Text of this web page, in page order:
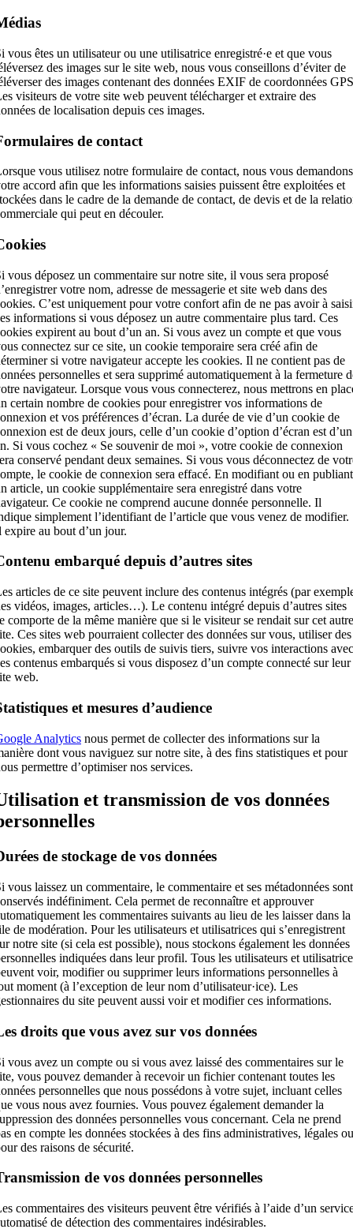
vous êtes un utilisateur ou une utilisatrice enregistré·e et que vous
des images sur le site web, nous vous conseillons d’éviter de
des images contenant des données EXIF de coordonnées
visiteurs de votre site web peuvent télécharger et extraire des
de localisation depuis ces images.
de contact
vous utilisez notre formulaire de contact, nous vous demandons
accord afin que les informations saisies puissent être exploitées et
dans le cadre de la demande de contact, de devis et de la
qui peut en découler.
vous déposez un commentaire sur notre site, il vous sera proposé
votre nom, adresse de messagerie et site web dans des
C’est uniquement pour votre confort afin de ne pas avoir à
informations si vous déposez un autre commentaire plus tard. Ces
expirent au bout d’un an. Si vous avez un compte et que vous
connectez sur ce site, un cookie temporaire sera créé afin de
si votre navigateur accepte les cookies. Il ne contient pas de
personnelles et sera supprimé automatiquement à la fermeture
navigateur. Lorsque vous vous connecterez, nous mettrons en
certain nombre de cookies pour enregistrer vos informations de
et vos préférences d’écran. La durée de vie d’un cookie de
est de deux jours, celle d’un cookie d’option d’écran est d’un
Si vous cochez « Se souvenir de moi », votre cookie de connexion
conservé pendant deux semaines. Si vous vous déconnectez de
le cookie de connexion sera effacé. En modifiant ou en publiant
article, un cookie supplémentaire sera enregistré dans votre
Ce cookie ne comprend aucune donnée personnelle. Il
simplement l’identifiant de l’article que vous venez de modifier.
expire au bout d’un jour.
embarqué depuis d’autres sites
articles de ce site peuvent inclure des contenus intégrés (par
vidéos, images, articles…). Le contenu intégré depuis d’autres sites
comporte de la même manière que si le visiteur se rendait sur cet autre
Ces sites web pourraient collecter des données sur vous, utiliser des
embarquer des outils de suivis tiers, suivre vos interactions avec
contenus embarqués si vous disposez d’un compte connecté sur leur
web.
et mesures d’audience
Analytics nous permet de collecter des informations sur la
dont vous naviguez sur notre site, à des fins statistiques et pour
permettre d’optimiser nos services.
et transmission de vos données
de stockage de vos données
vous laissez un commentaire, le commentaire et ses métadonnées sont
indéfiniment. Cela permet de reconnaître et approuver
les commentaires suivants au lieu de les laisser dans la
de modération. Pour les utilisateurs et utilisatrices qui s’enregistrent
notre site (si cela est possible), nous stockons également les données
indiquées dans leur profil. Tous les utilisateurs et
voir, modifier ou supprimer leurs informations personnelles à
moment (à l’exception de leur nom d’utilisateur·ice). Les
du site peuvent aussi voir et modifier ces informations.
droits que vous avez sur vos données
vous avez un compte ou si vous avez laissé des commentaires sur le
vous pouvez demander à recevoir un fichier contenant toutes les
personnelles que nous possédons à votre sujet, incluant celles
vous nous avez fournies. Vous pouvez également demander la
des données personnelles vous concernant. Cela ne prend
en compte les données stockées à des fins administratives, légales ou
des raisons de sécurité.
de vos données personnelles
commentaires des visiteurs peuvent être vérifiés à l’aide d’un
de détection des commentaires indésirables.